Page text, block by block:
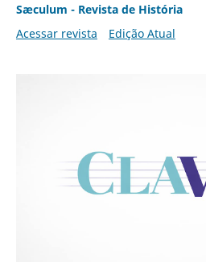
Sæculum - Revista de História
Acessar revista
Edição Atual